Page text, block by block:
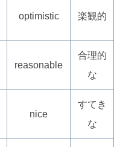
optimistic 楽観的
reasonable
合理的
な
nice
すてき
な